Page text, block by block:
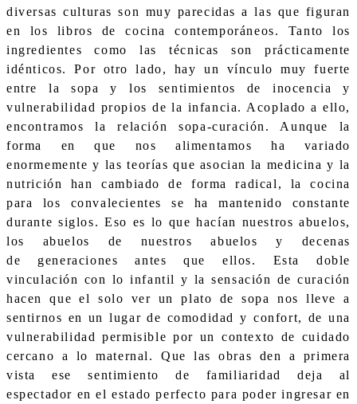
diversas culturas son muy parecidas a las que figuran
en los libros de cocina contemporáneos. Tanto los
ingredientes como las técnicas son prácticamente
idénticos. Por otro lado, hay un vínculo muy fuerte
entre la sopa y los sentimientos de inocencia y
vulnerabilidad propios de la infancia. Acoplado a ello,
encontramos la relación sopa-curación. Aunque la
forma en que nos alimentamos ha variado
enormemente y las teorías que asocian la medicina y la
nutrición han cambiado de forma radical, la cocina
para los convalecientes se ha mantenido constante
durante siglos. Eso es lo que hacían nuestros abuelos,
los abuelos de nuestros abuelos y decenas
de generaciones antes que ellos. Esta doble
vinculación con lo infantil y la sensación de curación
hacen que el solo ver un plato de sopa nos lleve a
sentirnos en un lugar de comodidad y confort, de una
vulnerabilidad permisible por un contexto de cuidado
cercano a lo maternal. Que las obras den a primera
vista ese sentimiento de familiaridad deja al
espectador en el estado perfecto para poder ingresar en